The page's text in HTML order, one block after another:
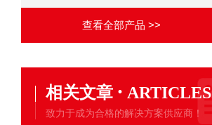
查看全部产品 >>
相关文章 · ARTICLES
致力于成为合格的解决方案供应商！